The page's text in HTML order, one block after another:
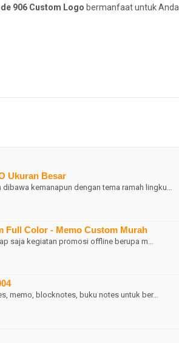
906 Custom Logo bermanfaat untuk Anda.
Ukuran Besar
kemanapun dengan tema ramah lingku…
Full Color - Memo Custom Murah
saja kegiatan promosi offline berupa m…
memo, blocknotes, buku notes untuk ber…